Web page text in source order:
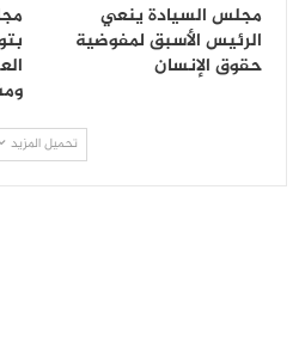
مجلس السيادة ينعي
الرئيس الأسبق لمفوضية
حقوق الإنسان
تحميل المزيد